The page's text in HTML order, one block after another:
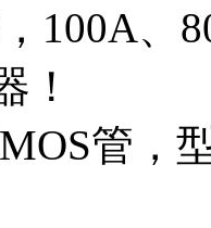
100A、
！
管，